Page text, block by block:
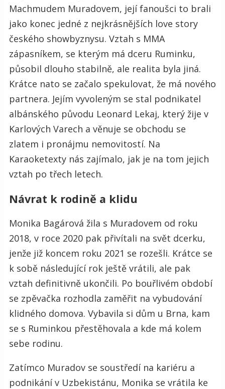
Machmudem Muradovem, její fanoušci to brali
jako konec jedné z nejkrásnějších love story
českého showbyznysu. Vztah s MMA
zápasníkem, se kterým má dceru Ruminku,
působil dlouho stabilně, ale realita byla jiná.
Krátce nato se začalo spekulovat, že má nového
partnera. Jejím vyvoleným se stal podnikatel
albánského původu Leonard Lekaj, který žije v
Karlových Varech a věnuje se obchodu se
zlatem i pronájmu nemovitostí. Na
Karaoketexty nás zajímalo, jak je na tom jejich
vztah po třech letech.
Návrat k rodině a klidu
Monika Bagárová žila s Muradovem od roku
2018, v roce 2020 pak přivítali na svět dcerku,
jenže již koncem roku 2021 se rozešli. Krátce se
k sobě následující rok ještě vrátili, ale pak
vztah definitivně ukončili. Po bouřlivém období
se zpěvačka rozhodla zaměřit na vybudování
klidného domova. Vybavila si dům u Brna, kam
se s Ruminkou přestěhovala a kde má kolem
sebe rodinu.
Zatímco Muradov se soustředí na kariéru a
podnikání v Uzbekistánu, Monika se vrátila ke